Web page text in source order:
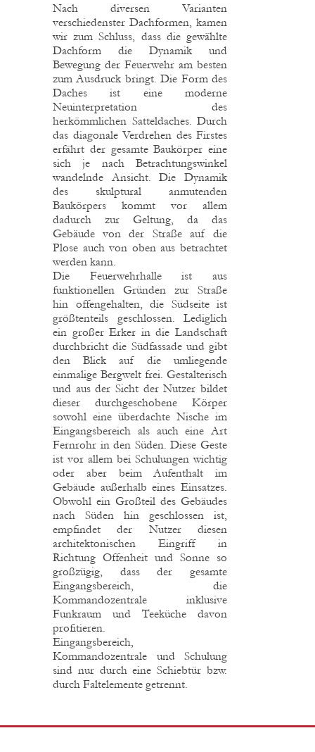
Nach diversen Varianten
verschiedenster Dachformen, kamen
wir zum Schluss, dass die gewählte
Dachform die Dynamik und
Bewegung der Feuerwehr am besten
zum Ausdruck bringt. Die Form des
Daches ist eine moderne
Neuinterpretation des
herkömmlichen Satteldaches. Durch
das diagonale Verdrehen des Firstes
erfährt der gesamte Baukörper eine
sich je nach Betrachtungswinkel
wandelnde Ansicht. Die Dynamik
des skulptural anmutenden
Baukörpers kommt vor allem
dadurch zur Geltung, da das
Gebäude von der Straße auf die
Plose auch von oben aus betrachtet
werden kann.
Die Feuerwehrhalle ist aus
funktionellen Gründen zur Straße
hin offengehalten, die Südseite ist
größtenteils geschlossen. Lediglich
ein großer Erker in die Landschaft
durchbricht die Südfassade und gibt
den Blick auf die umliegende
einmalige Bergwelt frei. Gestalterisch
und aus der Sicht der Nutzer bildet
dieser durchgeschobene Körper
sowohl eine überdachte Nische im
Eingangsbereich als auch eine Art
Fernrohr in den Süden. Diese Geste
ist vor allem bei Schulungen wichtig
oder aber beim Aufenthalt im
Gebäude außerhalb eines Einsatzes.
Obwohl ein Großteil des Gebäudes
nach Süden hin geschlossen ist,
empfindet der Nutzer diesen
architektonischen Eingriff in
Richtung Offenheit und Sonne so
großzügig, dass der gesamte
Eingangsbereich, die
Kommandozentrale inklusive
Funkraum und Teeküche davon
profitieren.
Eingangsbereich,
Kommandozentrale und Schulung
sind nur durch eine Schiebtür bzw.
durch Faltelemente getrennt.